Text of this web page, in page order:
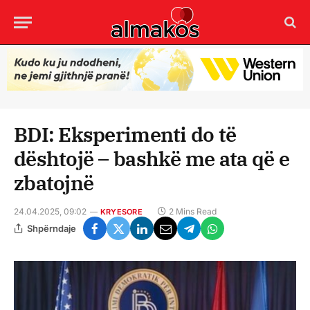
BDI: Eksperimenti do të
dështojë – bashkë me ata që e
zbatojnë
24.04.2025, 09:02 KRYESORE 2 Mins Read
Shpërndaje